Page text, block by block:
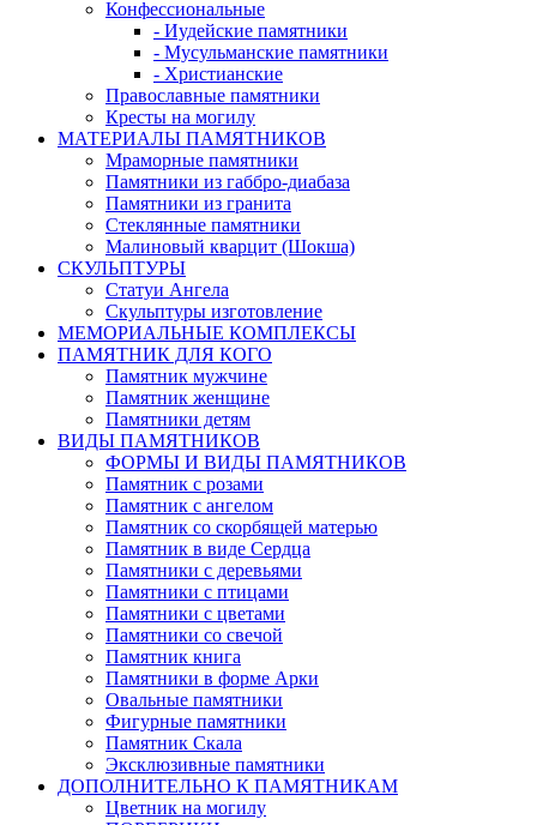
Конфессиональные
- Иудейские памятники
- Мусульманские памятники
- Христианские
Православные памятники
Кресты на могилу
МАТЕРИАЛЫ ПАМЯТНИКОВ
Мраморные памятники
Памятники из габбро-диабаза
Памятники из гранита
Стеклянные памятники
Малиновый кварцит (Шокша)
СКУЛЬПТУРЫ
Статуи Ангела
Скульптуры изготовление
МЕМОРИАЛЬНЫЕ КОМПЛЕКСЫ
ПАМЯТНИК ДЛЯ КОГО
Памятник мужчине
Памятник женщине
Памятники детям
ВИДЫ ПАМЯТНИКОВ
ФОРМЫ И ВИДЫ ПАМЯТНИКОВ
Памятник с розами
Памятник с ангелом
Памятник со скорбящей матерью
Памятник в виде Сердца
Памятники с деревьями
Памятники с птицами
Памятники с цветами
Памятники со свечой
Памятник книга
Памятники в форме Арки
Овальные памятники
Фигурные памятники
Памятник Скала
Эксклюзивные памятники
ДОПОЛНИТЕЛЬНО К ПАМЯТНИКАМ
Цветник на могилу